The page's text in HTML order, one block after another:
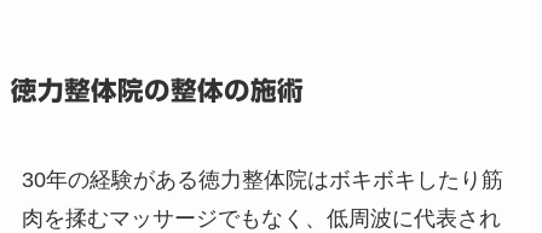
徳力整体院の整体の施術
30年の経験がある徳力整体院はボキボキしたり筋
肉を揉むマッサージでもなく、低周波に代表され